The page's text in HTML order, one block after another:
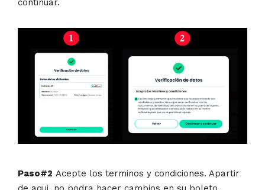
continuar.
Paso#2 Acepte los terminos y condiciones. Apartir